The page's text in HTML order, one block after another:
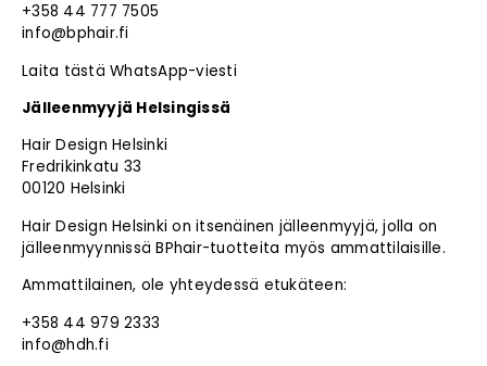
+358 44 777 7505
info@bphair.fi
Laita tästä WhatsApp-viesti
Jälleenmyyjä Helsingissä
Hair Design Helsinki
Fredrikinkatu 33
00120 Helsinki
Hair Design Helsinki on itsenäinen jälleenmyyjä, jolla on
jälleenmyynnissä BPhair-tuotteita myös ammattilaisille.
Ammattilainen, ole yhteydessä etukäteen:
+358 44 979 2333
info@hdh.fi